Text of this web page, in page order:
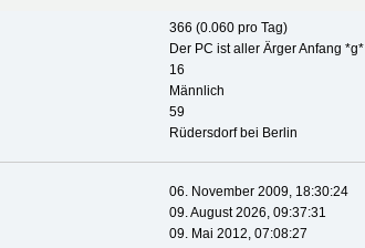
366 (0.060 pro Tag)
Der PC ist aller Ärger Anfang *g*
16
Männlich
59
Rüdersdorf bei Berlin
06. November 2009, 18:30:24
09. August 2026, 09:37:31
09. Mai 2012, 07:08:27